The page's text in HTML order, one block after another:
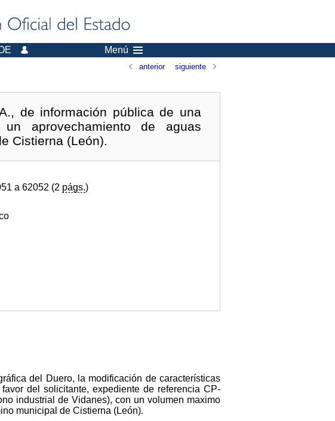
Menú
anterior siguiente
de información pública de una
aprovechamiento de aguas
Cistierna (León).
a 62052 (2 págs.)
del Duero, la modificación de características
del solicitante, expediente de referencia CP-
industrial de Vidanes), con un volumen maximo
municipal de Cistierna (León).